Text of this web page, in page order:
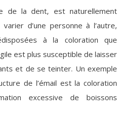
de la dent, est naturellement
d’une personne à l’autre,
à la coloration que
est plus susceptible de laisser
et de se teinter. Un exemple
de l’émail est la coloration
excessive de boissons